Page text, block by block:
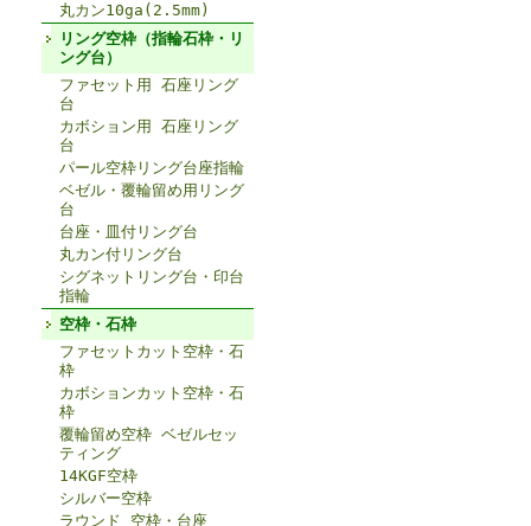
丸カン10ga(2.5mm)
リング空枠（指輪石枠・リ
ング台）
ファセット用 石座リング
台
カボション用 石座リング
台
パール空枠リング台座指輪
ベゼル・覆輪留め用リング
台
台座・皿付リング台
丸カン付リング台
シグネットリング台・印台
指輪
空枠・石枠
ファセットカット空枠・石
枠
カボションカット空枠・石
枠
覆輪留め空枠 ベゼルセッ
ティング
14KGF空枠
シルバー空枠
ラウンド 空枠・台座